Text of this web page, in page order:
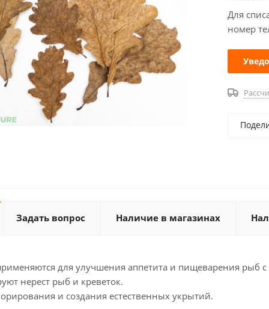
Для
номер
Задать вопрос Наличие в магазинах
для улучшения аппетита и пищеварения рыб с
нерест рыб и креветок.
и создания естественных укрытий.